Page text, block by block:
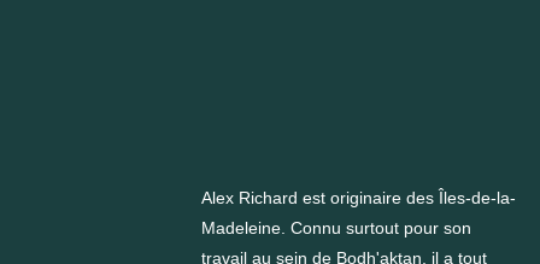
Alex Richard est originaire des Îles-de-la-
Madeleine. Connu surtout pour son
travail au sein de Bodh'aktan, il a tout